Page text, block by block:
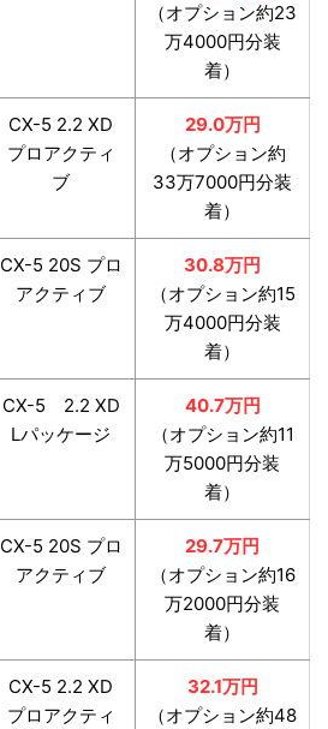
（オプション約23
万4000円分装
着）
CX-5 2.2 XD
プロアクティ
ブ
29.0万円
（オプション約
33万7000円分装
着）
CX-5 20S プロ
アクティブ
30.8万円
（オプション約15
万4000円分装
着）
CX-5 2.2 XD
Lパッケージ
40.7万円
（オプション約11
万5000円分装
着）
CX-5 20S プロ
アクティブ
29.7万円
（オプション約16
万2000円分装
着）
CX-5 2.2 XD
プロアクティ
32.1万円
（オプション約48